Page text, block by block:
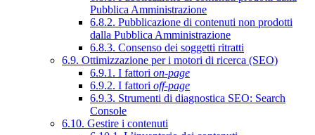
Pubblica Amministrazione
6.8.2. Pubblicazione di contenuti non prodotti
dalla Pubblica Amministrazione
6.8.3. Consenso dei soggetti ritratti
6.9. Ottimizzazione per i motori di ricerca (SEO)
6.9.1. I fattori on-page
6.9.2. I fattori off-page
6.9.3. Strumenti di diagnostica SEO: Search
Console
6.10. Gestire i contenuti